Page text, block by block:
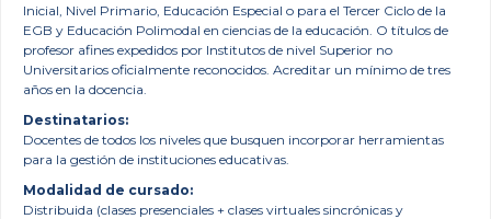
Inicial, Nivel Primario, Educación Especial o para el Tercer Ciclo de la
EGB y Educación Polimodal en ciencias de la educación. O títulos de
profesor afines expedidos por Institutos de nivel Superior no
Universitarios oficialmente reconocidos. Acreditar un mínimo de tres
años en la docencia.
Destinatarios:
Docentes de todos los niveles que busquen incorporar herramientas
para la gestión de instituciones educativas.
Modalidad de cursado:
Distribuida (clases presenciales + clases virtuales sincrónicas y